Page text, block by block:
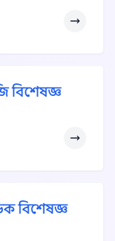
বিশেষজ্ঞ
বিশেষজ্ঞ